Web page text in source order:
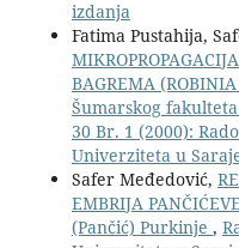
izdanja
Fatima Pustahija,
BAGREMA
Šumarskog
30 Br. 1 (2000):
Univerziteta u
Safer Međedović,
EMBRIJA
(Pančić) Purkinje ,